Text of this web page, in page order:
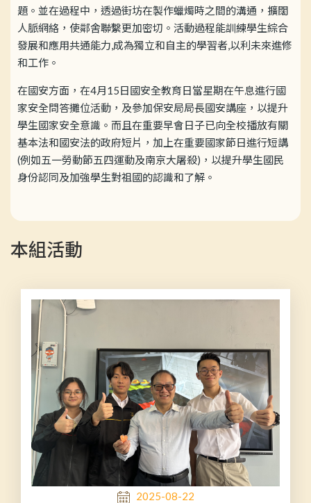
題。並在過程中，透過街坊在製作蠟燭時之間的溝通，擴闊
人脈網絡，使鄰舍聯繫更加密切。活動過程能訓練學生綜合
發展和應用共通能力,成為獨立和自主的學習者,以利未來進修
和工作。
在國安方面，在4月15日國安全教育日當星期在午息進行國
家安全問答攤位活動，及參加保安局局長國安講座，以提升
學生國家安全意識。而且在重要早會日子已向全校播放有關
基本法和國安法的政府短片，加上在重要國家節日進行短講
(例如五一勞動節五四運動及南京大屠殺)，以提升學生國民
身份認同及加強學生對祖國的認識和了解。
本組活動
2025-08-22